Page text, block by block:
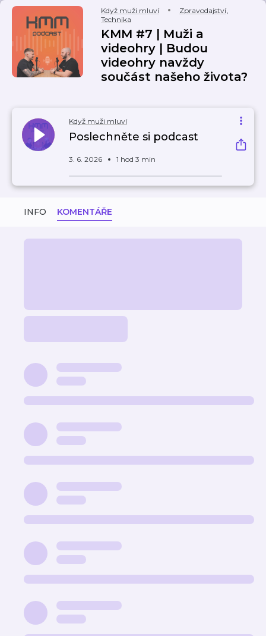
Když muži mluví Zpravodajství,
Technika
KMM #7 | Muži a
videohry | Budou
videohry navždy
součást našeho života?
Když muži mluví
Poslechněte si podcast
3. 6. 2026 1 hod 3 min
INFO KOMENTÁŘE